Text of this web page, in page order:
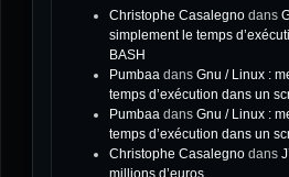
Christophe Casalegno dans
simplement le temps
BASH
Pumbaa dans Gnu / Linux :
temps d’exécution dans un
Pumbaa dans Gnu / Linux :
temps d’exécution dans un
Christophe Casalegno dans